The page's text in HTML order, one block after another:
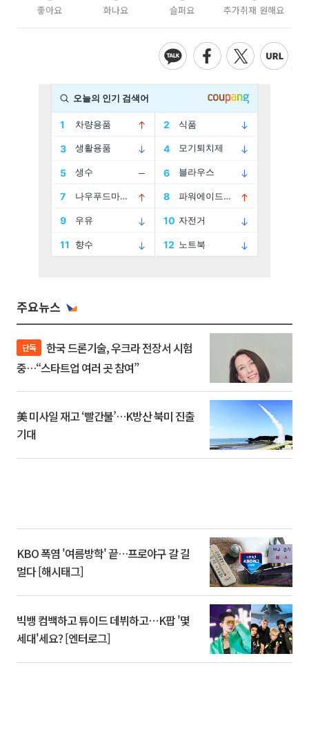
좋아요 화나요 슬퍼요 추가취재 원해요
주요뉴스
단독
중…“스타트업 여러 곳 참여”
美 미사일 재고 ‘빨간불’…K방산 북미 진출
기대
KBO 폭염 '여름방학' 끝…프로야구 갈 길
멀다 [해시태그]
빅뱅 컴백하고 튜이드 데뷔하고⋯K팝 '몇
세대'세요? [엔터로그]